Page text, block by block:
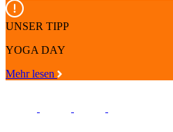
UNSER TIPP
YOGA DAY
Mehr lesen